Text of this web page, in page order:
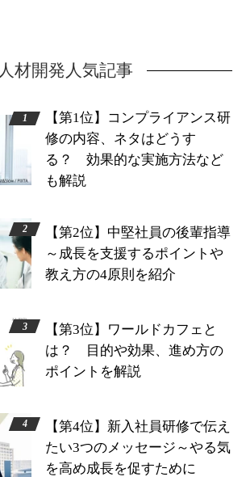
人材開発人気記事
【第1位】コンプライアンス研
修の内容、ネタはどうす
る？ 効果的な実施方法など
も解説
【第2位】中堅社員の後輩指導
～成長を支援するポイントや
教え方の4原則を紹介
【第3位】ワールドカフェと
は？ 目的や効果、進め方の
ポイントを解説
【第4位】新入社員研修で伝え
たい3つのメッセージ～やる気
を高め成長を促すために